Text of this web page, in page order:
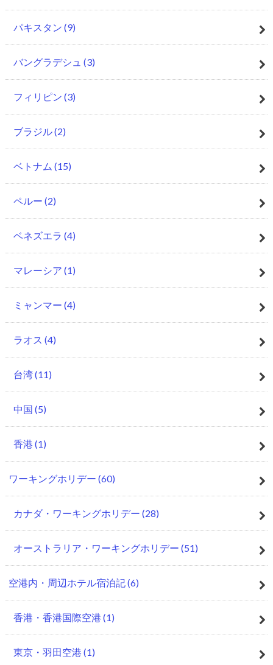
パキスタン (9)
バングラデシュ (3)
フィリピン (3)
ブラジル(2)
ベトナム (15)
ペルー (2)
ベネズエラ (4)
マレーシア (1)
ミャンマー (4)
ラオス (4)
台湾(11)
中国 (5)
香港 (1)
ワーキングホリデー (60)
カナダ・ワーキングホリデー (28)
オーストラリア・ワーキングホリデー (51)
空港内・周辺ホテル宿泊記(6)
香港・香港国際空港 (1)
東京・羽田空港 (1)